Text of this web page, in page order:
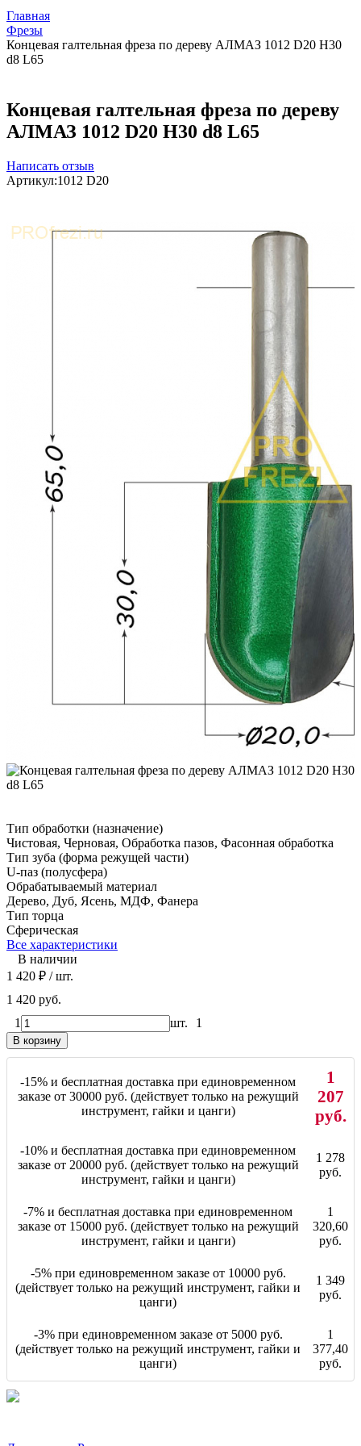
Главная
Фрезы
Концевая галтельная фреза по дереву АЛМАЗ 1012 D20 H30
d8 L65
Концевая галтельная фреза по дереву
АЛМАЗ 1012 D20 H30 d8 L65
Написать отзыв
Артикул:1012 D20
Тип обработки (назначение)
Чистовая, Черновая, Обработка пазов, Фасонная обработка
Тип зуба (форма режущей части)
U-паз (полусфера)
Обрабатываемый материал
Дерево, Дуб, Ясень, МДФ, Фанера
Тип торца
Сферическая
Все характеристики
В наличии
1 420 ₽ / шт.
1 420 руб.
1
шт. 1
В корзину
-15% и бесплатная доставка при единовременном
заказе от 30000 руб. (действует только на режущий
инструмент, гайки и цанги)
1
207
руб.
-10% и бесплатная доставка при единовременном
заказе от 20000 руб. (действует только на режущий
инструмент, гайки и цанги)
1 278
руб.
-7% и бесплатная доставка при единовременном
заказе от 15000 руб. (действует только на режущий
инструмент, гайки и цанги)
1
320,60
руб.
-5% при единовременном заказе от 10000 руб.
(действует только на режущий инструмент, гайки и
цанги)
1 349
руб.
-3% при единовременном заказе от 5000 руб.
(действует только на режущий инструмент, гайки и
цанги)
1
377,40
руб.